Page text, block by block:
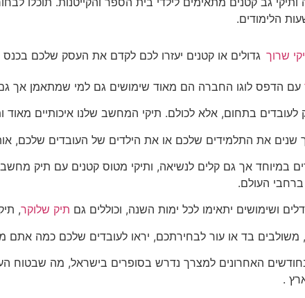
הלימודים.
שרוך גדולים או קטנים יעזרו לכם לקדם את העסק שלכם בכנס
עם הדפס לוגו החברה הם מאוד שימושים גם למי שמתאמן אך
בתחום, אלא לכולם. תיקי המחשב שלנו איכותיים
שנים את התלמידים שלכם או את הילדים של העובדים
במיוחד אך גם קלים לנשיאה, ותיקי מטוס קטנים עם תיק מחשב
העולם.
ושימושים יתאימו לכל ימות השנה, וכוללים גם תיק שלוקר,
משולבים בד או עור לבחירתכם, יראו לעובדים שלכם כמה אתם
האחרונים למצרך נדרש בסופרים בישראל, מה שבטוח
.